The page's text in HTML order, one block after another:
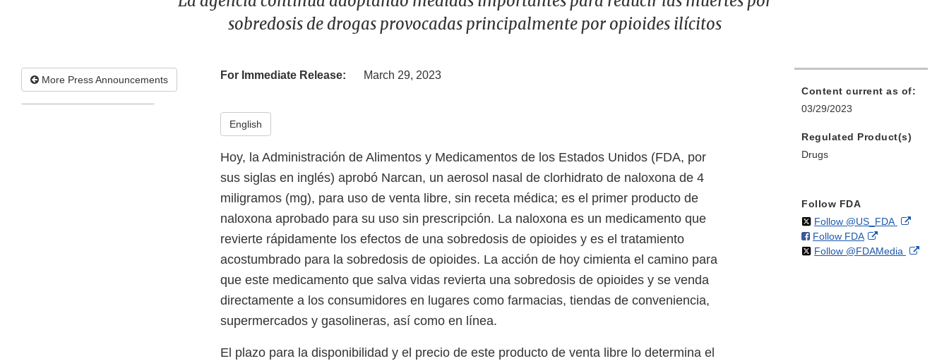
sobredosis de drogas provocadas principalmente por opioides ilícitos
More Press Announcements For Immediate Release: March 29, 2023
English
Hoy, la Administración de Alimentos y Medicamentos de los Estados Unidos (FDA, por
sus siglas en inglés) aprobó Narcan, un aerosol nasal de clorhidrato de naloxona de 4
miligramos (mg), para uso de venta libre, sin receta médica; es el primer producto de
naloxona aprobado para su uso sin prescripción. La naloxona es un medicamento que
revierte rápidamente los efectos de una sobredosis de opioides y es el tratamiento
acostumbrado para la sobredosis de opioides. La acción de hoy cimienta el camino para
que este medicamento que salva vidas revierta una sobredosis de opioides y se venda
directamente a los consumidores en lugares como farmacias, tiendas de conveniencia,
supermercados y gasolineras, así como en línea.
El plazo para la disponibilidad y el precio de este producto de venta libre lo determina el
Content current as of:
03/29/2023
Regulated Product(s)
Drugs
Follow FDA
Follow @US_FDAon External
Follow FDAon
Facebook
External
Link
Follow @FDAMedia on